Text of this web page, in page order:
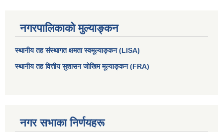
नगरपालिकाको मुल्याङ्कन
स्थानीय तह संस्थागत क्षमता स्वमूल्याङ्कन (LISA)
स्थानीय तह वित्तीय सुशासन जोखिम मूल्याङ्कन (FRA)
नगर सभाका निर्णयहरू